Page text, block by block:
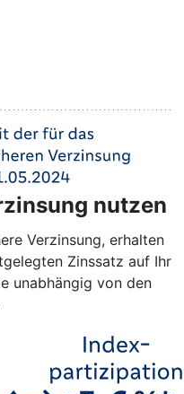
nutzen
Verzinsung, erhalten
Zinssatz auf Ihr
unabhängig von den